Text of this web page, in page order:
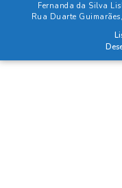
Fernanda da Silva
Rua Duarte